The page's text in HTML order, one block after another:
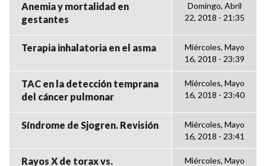
Anemia y mortalidad en
gestantes
Domingo, Abril
22, 2018 - 21:35
Terapia inhalatoria en el asma
Miércoles, Mayo
16, 2018 - 23:39
TAC en la detección temprana
del cáncer pulmonar
Miércoles, Mayo
16, 2018 - 23:40
Síndrome de Sjogren. Revisión
Miércoles, Mayo
16, 2018 - 23:41
Rayos X de torax vs.
Miércoles, Mayo